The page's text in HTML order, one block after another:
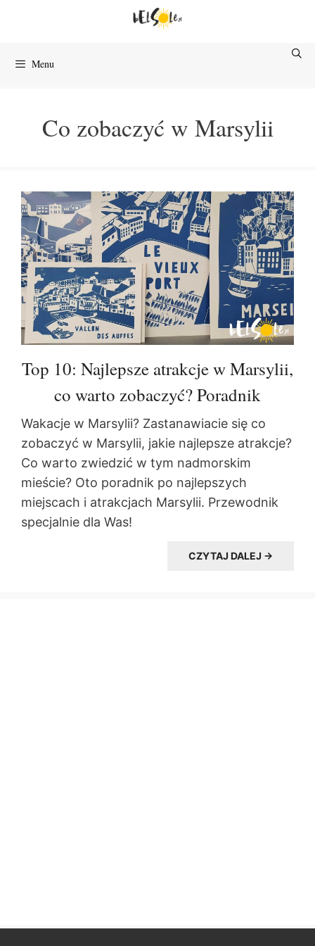
Menu
Co zobaczyć w Marsylii
Top 10: Najlepsze atrakcje w Marsylii,
co warto zobaczyć? Poradnik
Wakacje w Marsylii? Zastanawiacie się co
zobaczyć w Marsylii, jakie najlepsze atrakcje?
Co warto zwiedzić w tym nadmorskim
mieście? Oto poradnik po najlepszych
miejscach i atrakcjach Marsylii. Przewodnik
specjalnie dla Was!
CZYTAJ DALEJ →